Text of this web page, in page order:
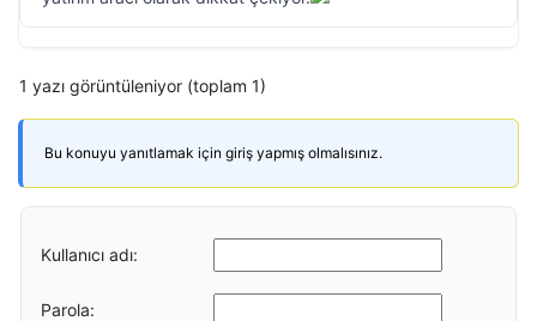
1 yazı görüntüleniyor (toplam 1)
Bu konuyu yanıtlamak için giriş yapmış olmalısınız.
Kullanıcı adı:
Parola: